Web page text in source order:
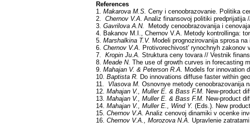
References
1. Makarova M.S. Ceny i cenoobrazovanie. Politika
2. Chernov V.A. Analiz finansovoj politiki
3. Gavrilova A.N.
Metody cenoobrazovanija i
4. Bakanov M.I., Chernov V.A. Metody kontrollinga:
5. Marshalkina T.V. Modeli prognozirovanija sprosa
6. Chernov V.A. Protivorechivost' rynochnyh zakonov
7. Kropin Ju.A. Struktura ceny tovara // Vestnik
8. Meade N. The use of growth curves in forecasting
9. Mahajan V. & Peterson R.A. Models for innovation
10. Baptista R. Do innovations diffuse faster within
11. Vlasova M. Osnovnye metody cenoobrazovanija
12. Mahajan V., Muller E. & Bass F.M. New-product
13. Mahajan V., Muller E. & Bass F.M. New-product
14. Mahajan V., Muller E., Wind Y. (Eds.). New
15. Chernov V.A. Analiz cenovoj dinamiki v ocenke
16. Chernov V.A., Morozova N.A. Upravlenie